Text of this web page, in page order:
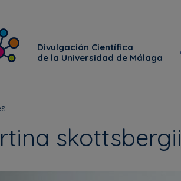
Divulgación Científica
de la Universidad de Málaga
skottsbergii